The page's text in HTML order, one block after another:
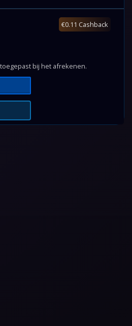
€0.11 Cashback
toegepast bij het afrekenen.